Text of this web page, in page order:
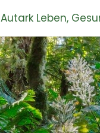
Autark Leben,